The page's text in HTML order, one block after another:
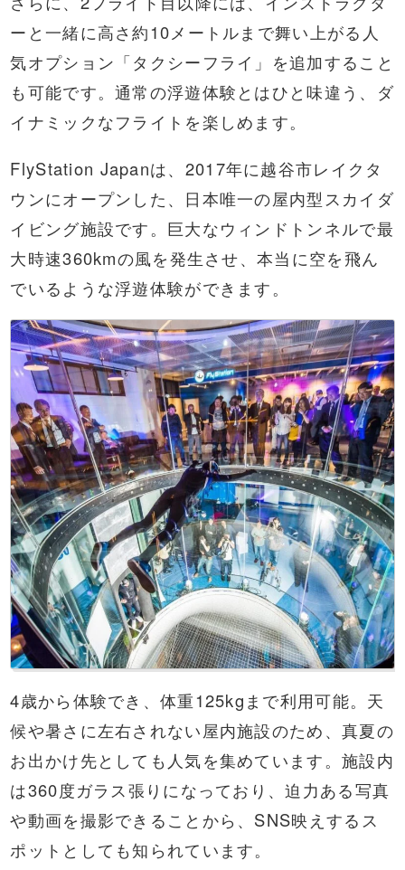
ーと一緒に高さ約10メートルまで舞い上がる人
気オプション「タクシーフライ」を追加すること
も可能です。通常の浮遊体験とはひと味違う、ダ
イナミックなフライトを楽しめます。
FlyStation Japanは、2017年に越谷市レイクタ
ウンにオープンした、日本唯一の屋内型スカイダ
イビング施設です。巨大なウィンドトンネルで最
大時速360kmの風を発生させ、本当に空を飛ん
でいるような浮遊体験ができます。
4歳から体験でき、体重125kgまで利用可能。天
候や暑さに左右されない屋内施設のため、真夏の
お出かけ先としても人気を集めています。施設内
は360度ガラス張りになっており、迫力ある写真
や動画を撮影できることから、SNS映えするス
ポットとしても知られています。